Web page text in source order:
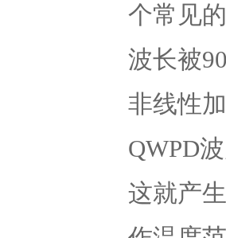
个常见
波长被
非线性
QWPD
这就产